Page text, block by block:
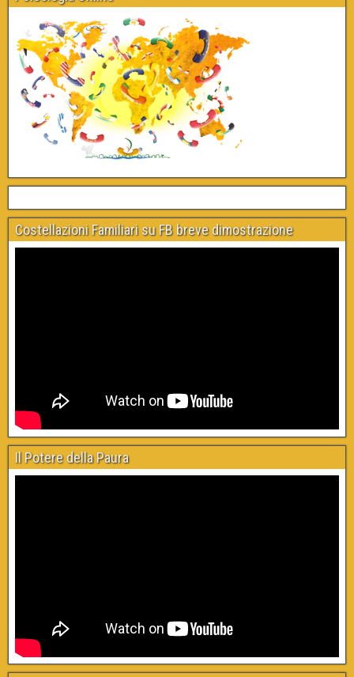
Costellazioni Familiari su FB breve dimostrazione
Il Potere della Paura